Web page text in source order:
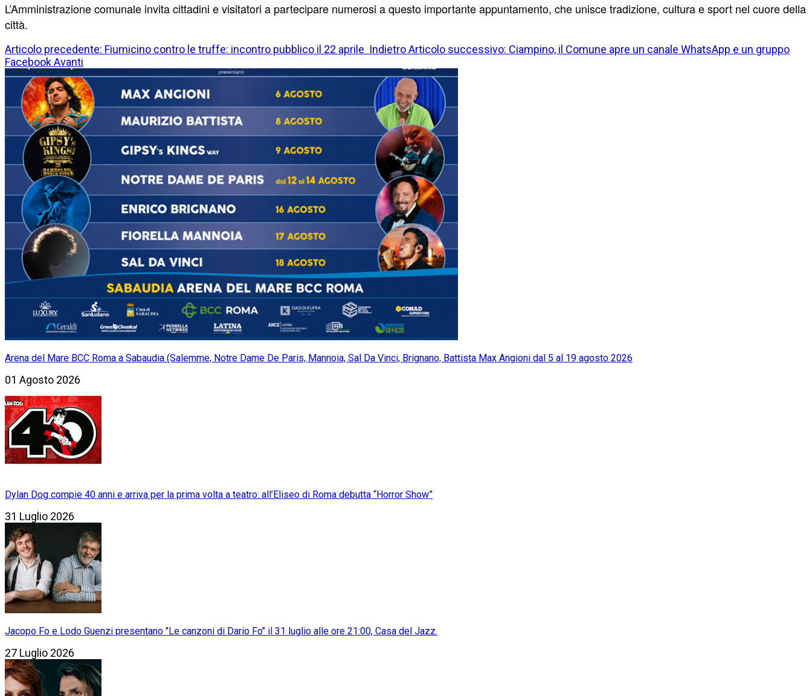
L’Amministrazione comunale invita cittadini e visitatori a partecipare numerosi a questo importante appuntamento, che unisce tradizione, cultura e sport nel cuore della
città.
Articolo precedente: Fiumicino contro le truffe: incontro pubblico il 22 aprile IndietroArticolo successivo: Ciampino, il Comune apre un canale WhatsApp e un gruppo
FacebookAvanti
Arena del Mare BCC Roma a Sabaudia (Salemme, Notre Dame De Paris, Mannoia, Sal Da Vinci, Brignano, Battista Max Angioni dal 5 al 19 agosto 2026
01 Agosto 2026
Dylan Dog compie 40 anni e arriva per la prima volta a teatro: all’Eliseo di Roma debutta “Horror Show”
31 Luglio 2026
Jacopo Fo e Lodo Guenzi presentano "Le canzoni di Dario Fo" il 31 luglio alle ore 21:00, Casa del Jazz.
27 Luglio 2026